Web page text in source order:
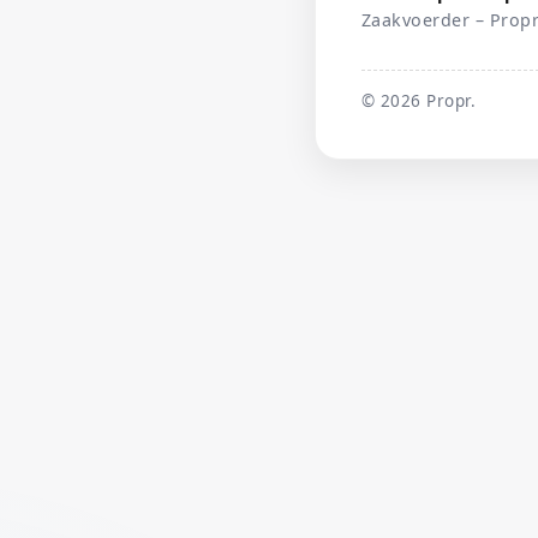
Zaakvoerder –
© 2026 Propr.